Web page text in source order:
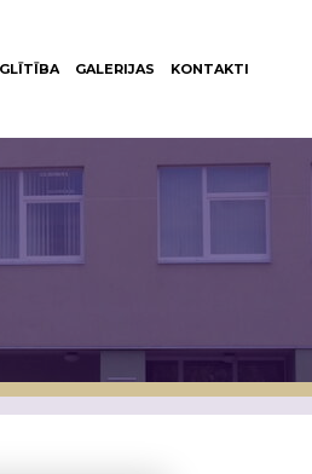
GALERIJAS KONTAKTI